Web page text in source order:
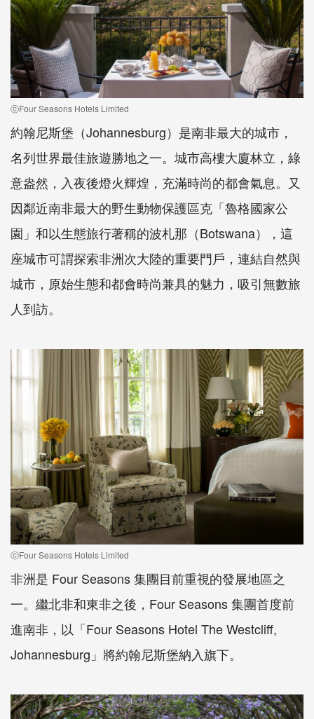
ⓒFour Seasons Hotels Limited
約翰尼斯堡（Johannesburg）是南非最大的城市，
名列世界最佳旅遊勝地之一。城市高樓大廈林立，綠
意盎然，入夜後燈火輝煌，充滿時尚的都會氣息。又
因鄰近南非最大的野生動物保護區克「魯格國家公
園」和以生態旅行著稱的波札那（Botswana），這
座城市可謂探索非洲次大陸的重要門戶，連結自然與
城市，原始生態和都會時尚兼具的魅力，吸引無數旅
人到訪。
ⓒFour Seasons Hotels Limited
非洲是 Four Seasons 集團目前重視的發展地區之
一。繼北非和東非之後，Four Seasons 集團首度前
進南非，以「Four Seasons Hotel The Westcliff,
Johannesburg」將約翰尼斯堡納入旗下。